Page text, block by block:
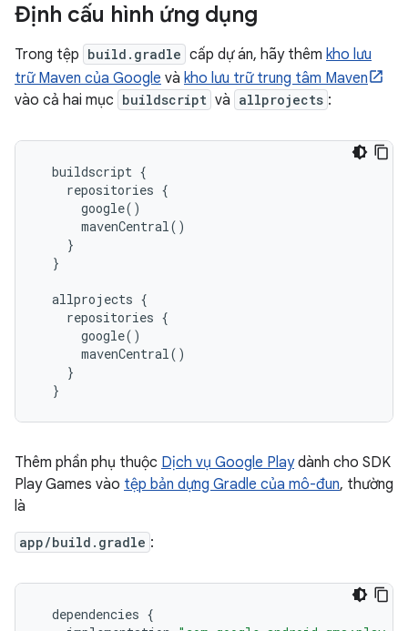
Định cấu hình ứng dụng
Trong tệp build.gradle cấp dự án, hãy thêm kho lưu
trữ Maven của Google và kho lưu trữ trung tâm Maven
vào cả hai mục buildscript và allprojects :
  buildscript {
    repositories {
      google()
      mavenCentral()
    }
  }
  allprojects {
    repositories {
      google()
      mavenCentral()
    }
Thêm phần phụ thuộc Dịch vụ Google Playdành cho SDK
Play Games vào tệp bản dựng Gradle của mô-đun, thường
là
app/build.gradle :
dependencies {